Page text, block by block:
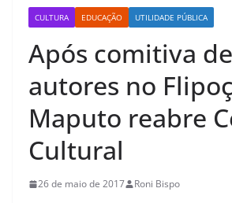
CULTURA EDUCAÇÃO UTILIDADE PÚBLICA
Após comitiva de
autores no
Maputo reabre
Cultural
26 de maio de 2017 Roni Bispo